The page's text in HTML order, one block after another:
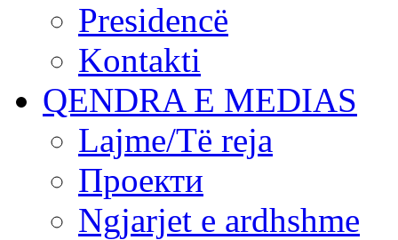
Presidencë
Kontakti
QENDRA E MEDIAS
Lajme/Të reja
Проекти
Ngjarjet e ardhshme